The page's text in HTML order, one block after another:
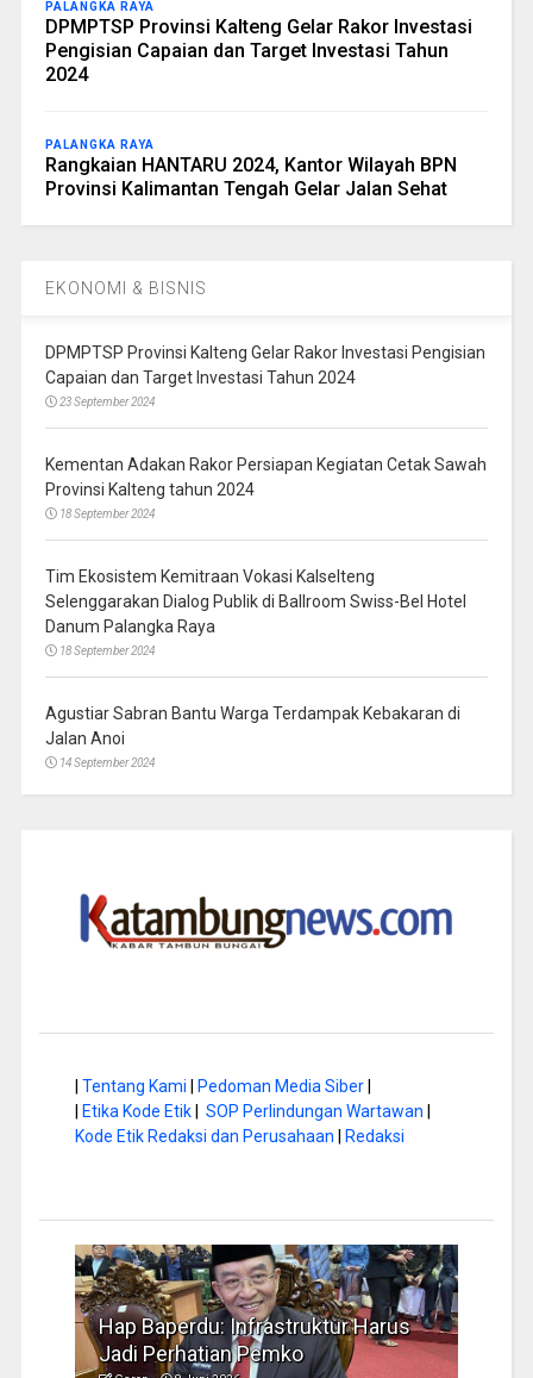
PALANGKA RAYA
DPMPTSP Provinsi Kalteng Gelar Rakor Investasi
Pengisian Capaian dan Target Investasi Tahun
2024
PALANGKA RAYA
Rangkaian HANTARU 2024, Kantor Wilayah BPN
Provinsi Kalimantan Tengah Gelar Jalan Sehat
EKONOMI & BISNIS
DPMPTSP Provinsi Kalteng Gelar Rakor Investasi Pengisian
Capaian dan Target Investasi Tahun 2024
23 September 2024
Kementan Adakan Rakor Persiapan Kegiatan Cetak Sawah
Provinsi Kalteng tahun 2024
18 September 2024
Tim Ekosistem Kemitraan Vokasi Kalselteng
Selenggarakan Dialog Publik di Ballroom Swiss-Bel Hotel
Danum Palangka Raya
18 September 2024
Agustiar Sabran Bantu Warga Terdampak Kebakaran di
Jalan Anoi
14 September 2024
| Tentang Kami | Pedoman Media Siber|
| Etika Kode Etik| SOP Perlindungan Wartawan |
Kode Etik Redaksi dan Perusahaan | Redaksi
Hap Baperdu: Infrastruktur Harus
Jadi Perhatian Pemko